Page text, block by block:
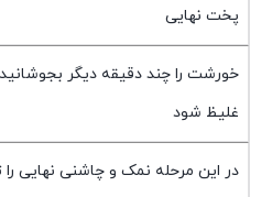
پخت نهایی
خورشت را چند دقیقه دیگر
غلیظ شود
در این مرحله نمک و چاشنی نهایی